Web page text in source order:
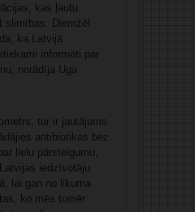
kas ļautu
Diemžēl
ka Latvijā
informēti par
norādīja Uga
tur ir jautājums
antibiotikas bez
lielu pārsteigumu,
iedzīvotāju
lai gan no likuma
ko mēs tomēr